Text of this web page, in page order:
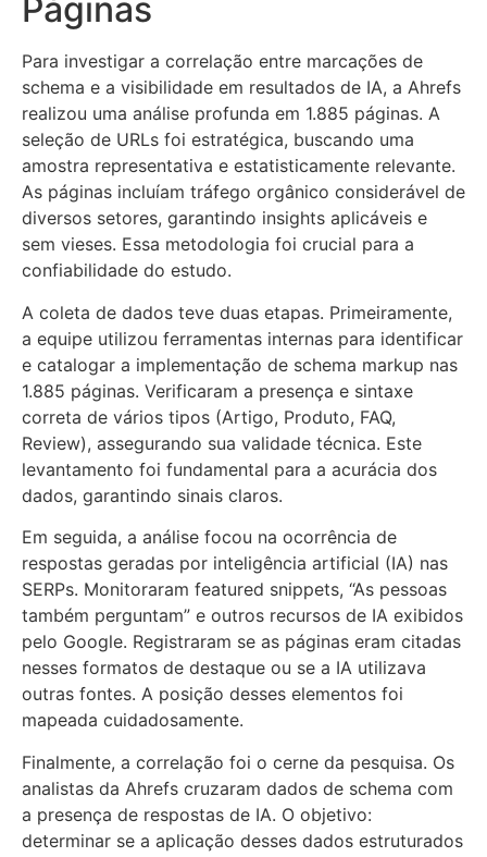
Páginas
Para investigar a correlação entre marcações de
schema e a visibilidade em resultados de IA, a Ahrefs
realizou uma análise profunda em 1.885 páginas. A
seleção de URLs foi estratégica, buscando uma
amostra representativa e estatisticamente relevante.
As páginas incluíam tráfego orgânico considerável de
diversos setores, garantindo insights aplicáveis e
sem vieses. Essa metodologia foi crucial para a
confiabilidade do estudo.
A coleta de dados teve duas etapas. Primeiramente,
a equipe utilizou ferramentas internas para identificar
e catalogar a implementação de schema markup nas
1.885 páginas. Verificaram a presença e sintaxe
correta de vários tipos (Artigo, Produto, FAQ,
Review), assegurando sua validade técnica. Este
levantamento foi fundamental para a acurácia dos
dados, garantindo sinais claros.
Em seguida, a análise focou na ocorrência de
respostas geradas por inteligência artificial (IA) nas
SERPs. Monitoraram featured snippets, “As pessoas
também perguntam” e outros recursos de IA exibidos
pelo Google. Registraram se as páginas eram citadas
nesses formatos de destaque ou se a IA utilizava
outras fontes. A posição desses elementos foi
mapeada cuidadosamente.
Finalmente, a correlação foi o cerne da pesquisa. Os
analistas da Ahrefs cruzaram dados de schema com
a presença de respostas de IA. O objetivo:
determinar se a aplicação desses dados estruturados